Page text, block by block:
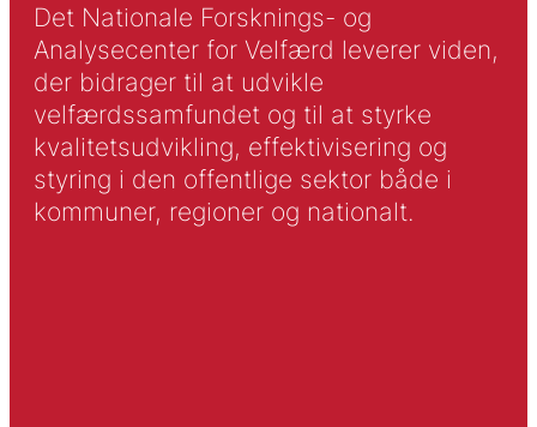
Det Nationale Forsknings- og
Analysecenter for Velfærd leverer viden,
der bidrager til at udvikle
velfærdssamfundet og til at styrke
kvalitetsudvikling, effektivisering og
styring i den offentlige sektor både i
kommuner, regioner og nationalt.